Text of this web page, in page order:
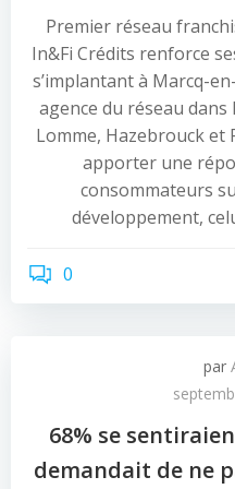
Premier réseau
In&Fi Crédits renforce
s’implantant à Marcq-
agence du réseau
Lomme, Hazebrouck et
apporter une
consommateurs
développement,
0
par
68% se
demandait de ne